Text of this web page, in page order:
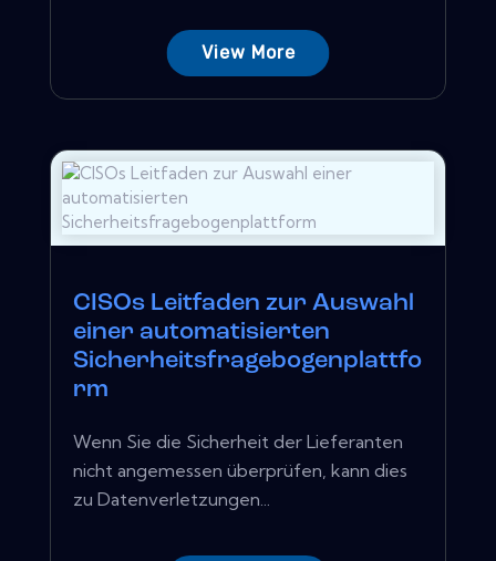
View More
CISOs Leitfaden zur Auswahl
einer automatisierten
Sicherheitsfragebogenplattfo
rm
Wenn Sie die Sicherheit der Lieferanten
nicht angemessen überprüfen, kann dies
zu Datenverletzungen...